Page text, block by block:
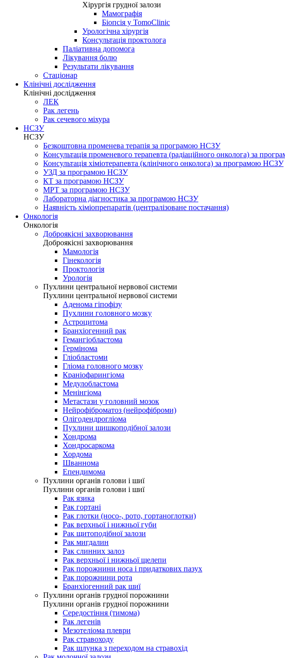
Хірургія грудної залози
Мамографія
Біопсія у TomoClinic
Урологічна хірургія
Консультація проктолога
Паліативна допомога
Лікування болю
Результати лікування
Стаціонар
Клінічні дослідження
Клінічні дослідження
ЛЕК
Рак легень
Рак сечевого міхура
НСЗУ
НСЗУ
Безкоштовна променева терапія за програмою НСЗУ
Консультація променевого терапевта (радіаційного онколога) за
Консультація хіміотерапевта (клінічного онколога) за програмою НСЗУ
УЗД за програмою НСЗУ
КТ за програмою НСЗУ
МРТ за програмою НСЗУ
Лабораторна діагностика за програмою НСЗУ
Наявність хіміопрепаратів (централізоване постачання)
Онкологія
Онкологія
Доброякісні захворювання
Доброякісні захворювання
Мамологія
Гінекологія
Проктологія
Урологія
Пухлини центральної нервової системи
Пухлини центральної нервової системи
Аденома гіпофізу
Пухлини головного мозку
Астроцитома
Бранхіогенний рак
Гемангіобластома
Гермінома
Гліобластоми
Гліома головного мозку
Краніофарингіома
Медулобластома
Менінгіома
Метастази у головний мозок
Нейрофіброматоз (нейрофіброми)
Олігодендрогліома
Пухлини шишкоподібної залози
Хондрома
Хондросаркома
Хордома
Шваннома
Епендимома
Пухлини органів голови і шиї
Пухлини органів голови і шиї
Рак язика
Рак гортані
Рак глотки (носо-, рото, гортаноглотки)
Рак верхньої і нижньої губи
Рак щитоподібної залози
Рак мигдалин
Рак слинних залоз
Рак верхньої і нижньої щелепи
Рак порожнини носа і придаткових пазух
Рак порожнини рота
Бранхіогенний рак шиї
Пухлини органів грудної порожнини
Пухлини органів грудної порожнини
Середостіння (тимома)
Рак легенів
Мезотеліома плеври
Рак стравоходу
Рак шлунка з переходом на стравохід